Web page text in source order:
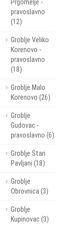
Prgomelje -
pravoslavno
(12)
Groblje Veliko
Korenovo -
pravoslavno
(18)
Groblje Malo
Korenovo (26)
Groblje
Gudovac -
pravoslavno (6)
Groblje Stari
Pavljani (18)
Groblje
Obrovnica (3)
Groblje
Kupinovac (3)